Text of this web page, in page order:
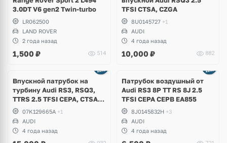
3.0DT V6 gen2 Twin-turbo
LR062500
LAND ROVER
2 года назад
1,500 ₽ 514
TFSI CTSA, CZGA
8U0145727 +1
AUDI
4 года назад
10,000 ₽ 882
Впускной патрубок на
турбину Audi RS3, RSQ3,
TTRS 2.5 TFSI CEPA, CTSA,
CZGA, CZGB
07K129665A +1
AUDI
4 года назад
Патрубок воздушный от
Аudi RS3 8P TT RS 8J 2.5
TFSI CEPA CEPB EA855
8J0145832H +3
AUDI
4 года назад